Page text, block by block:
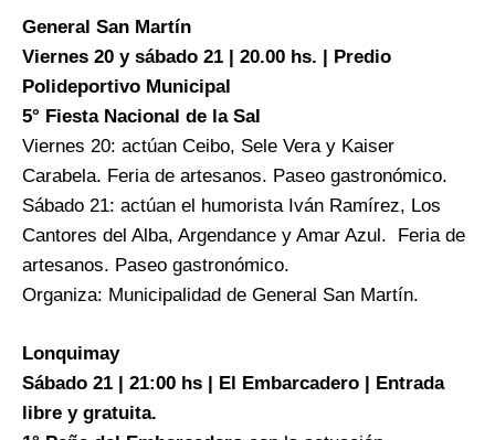
General San Martín
Viernes 20 y sábado 21 | 20.00 hs. | Predio
Polideportivo Municipal
5° Fiesta Nacional de la Sal
Viernes 20: actúan Ceibo, Sele Vera y Kaiser
Carabela. Feria de artesanos. Paseo gastronómico.
Sábado 21: actúan el humorista Iván Ramírez, Los
Cantores del Alba, Argendance y Amar Azul. Feria de
artesanos. Paseo gastronómico.
Organiza: Municipalidad de General San Martín.
Lonquimay
Sábado 21 | 21:00 hs | El Embarcadero | Entrada
libre y gratuita.